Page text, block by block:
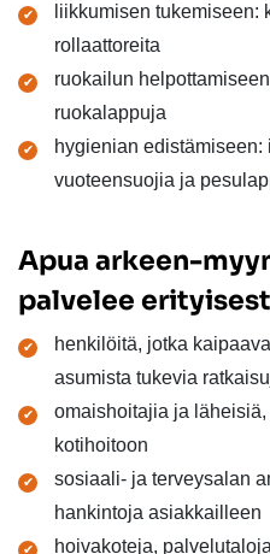
liikkumisen tukemiseen:
rollaattoreita
ruokailun
ruokalappuja
hygienian edistämiseen:
vuoteensuojia ja
Apua arkeen-
palvelee
henkilöitä, jotka
asumista tukevia
omaishoitajia ja
kotihoitoon
sosiaali- ja terveysalan
hankintoja asiakkailleen
hoivakoteja,